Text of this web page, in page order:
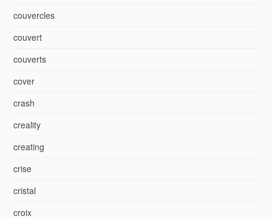
couvercles
couvert
couverts
cover
crash
creality
creating
crise
cristal
croix